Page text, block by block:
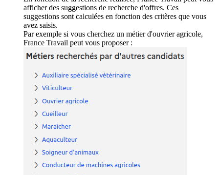
afficher des suggestions de recherche d'offres. Ces
suggestions sont calculées en fonction des critères que vous
avez saisis.
Par exemple si vous cherchez un métier d'ouvrier agricole,
France Travail peut vous proposer :